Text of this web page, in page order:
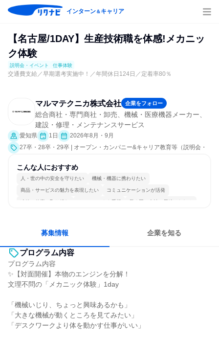
インターン＆キャリア
【名古屋/1DAY】生産技術職を体感!メカニッ
ク体験
説明会・イベント 仕事体験
交通費支給／早期選考実施中！／年間休日124日／定着率80％
マルマテクニカ株式会社 企業をフォロー
総合商社・専門商社・卸売、機械・医療機器メーカー、
建設・修理・メンテナンスサービス
愛知県 1日
2026年8月・9月
27卒・28卒・29卒 | オープン・カンパニー&キャリア教育等（説明会・
こんな人におすすめ
人・世の中の安全を守りたい 機械・機器に携わりたい
商品・サービスの魅力を表現したい コミュニケーションが活発
冷静に仕事に取り組む チームワークを重視 長く同じ会社に居続けられる
募集情報 企業を知る
プログラム内容
プログラム内容
✨【対面開催】本物のエンジンを分解！
文理不問の「メカニック体験」1day
「機械いじり、ちょっと興味あるかも」
「大きな機械が動くところを見てみたい」
「デスクワークより体を動かす仕事がいい」